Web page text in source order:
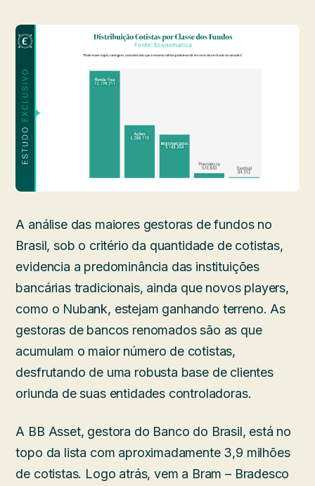
A análise das maiores gestoras de fundos no
Brasil, sob o critério da quantidade de cotistas,
evidencia a predominância das instituições
bancárias tradicionais, ainda que novos players,
como o Nubank, estejam ganhando terreno. As
gestoras de bancos renomados são as que
acumulam o maior número de cotistas,
desfrutando de uma robusta base de clientes
oriunda de suas entidades controladoras.
A BB Asset, gestora do Banco do Brasil, está no
topo da lista com aproximadamente 3,9 milhões
de cotistas. Logo atrás, vem a Bram – Bradesco